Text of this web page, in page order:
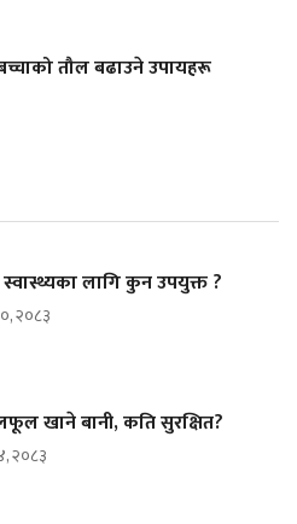
तौल बढाउने उपायहरू
लागि कुन उपयुक्त ?
२०८३
खाने बानी, कति सुरक्षित?
२०८३